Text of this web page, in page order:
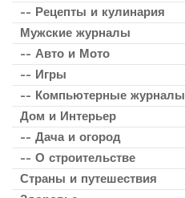
-- Рецепты и кулинария
Мужские журналы
-- Авто и Мото
-- Игры
-- Компьютерные журналы
Дом и Интерьер
-- Дача и огород
-- О строительстве
Страны и путешествия